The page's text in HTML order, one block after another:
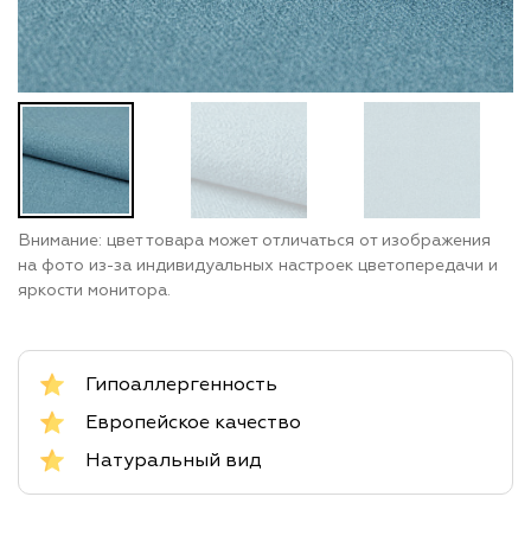
Внимание: цвет товара может отличаться от изображения
на фото из-за индивидуальных настроек цветопередачи и
яркости монитора.
Гипоаллергенность
Европейское качество
Натуральный вид